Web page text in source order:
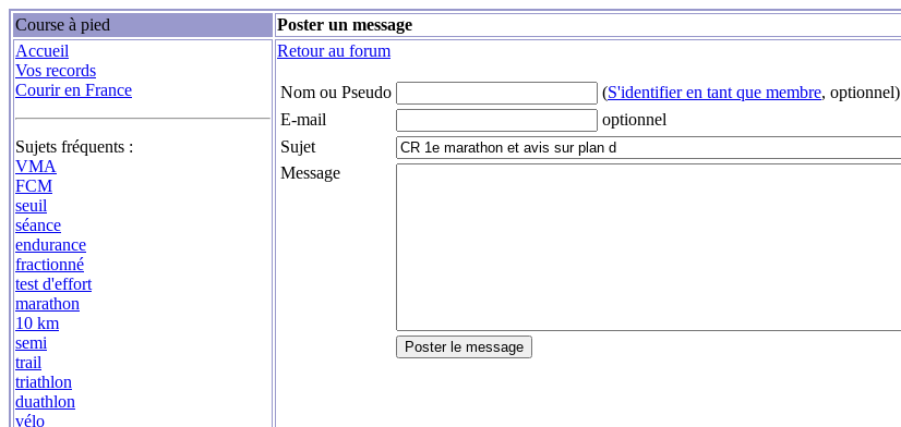
Course à pied
Poster un message
Accueil
Vos records
Courir en France
Sujets fréquents :
VMA
FCM
seuil
séance
endurance
fractionné
test d'effort
marathon
10 km
semi
trail
triathlon
duathlon
vélo
Retour au forum
Nom ou Pseudo (S'identifier en tant que membre, optionnel)
E-mail
optionnel
Sujet
Message